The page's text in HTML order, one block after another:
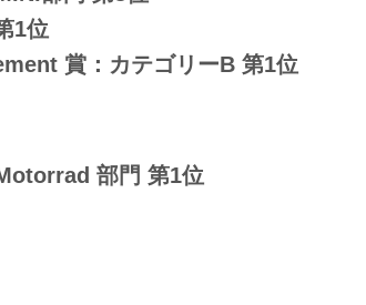
1位
賞：カテゴリーB 第1位
部門 第1位